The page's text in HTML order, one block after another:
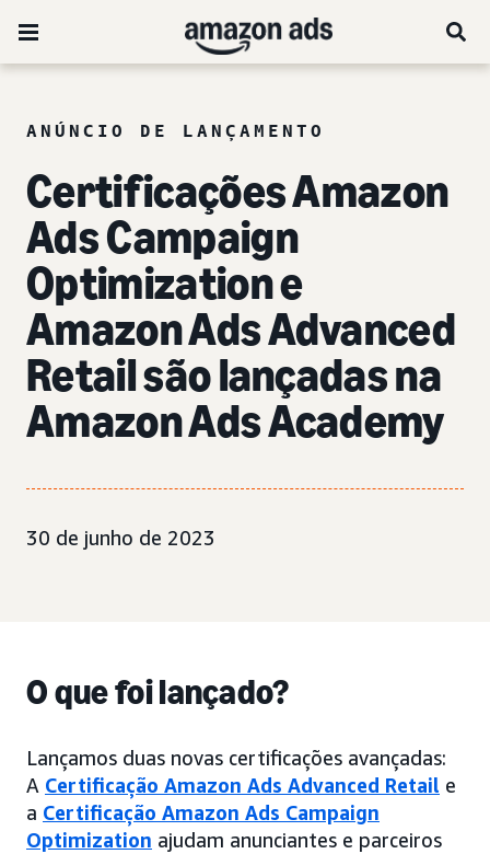
ANÚNCIO DE LANÇAMENTO
Certificações Amazon
Ads Campaign
Optimization e
Amazon Ads Advanced
Retail são lançadas na
Amazon Ads Academy
30 de junho de 2023
O que foi lançado?
Lançamos duas novas certificações avançadas:
A Certificação Amazon Ads Advanced Retail e
a Certificação Amazon Ads Campaign
Optimization ajudam anunciantes e parceiros